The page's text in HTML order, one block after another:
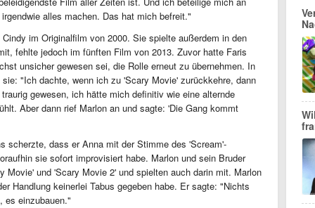
alles machen. Das hat mich befreit."
im Originalfilm von 2000. Sie spielte außerdem in den
fehlte jedoch im fünften Film von 2013. Zuvor hatte Faris
unsicher gewesen sei, die Rolle erneut zu übernehmen. In
"Ich dachte, wenn ich zu 'Scary Movie' zurückkehre, dann
gewesen, ich hätte mich definitiv wie eine alternde
Aber dann rief Marlon an und sagte: 'Die Gang kommt
scherzte, dass er Anna mit der Stimme des 'Scream'-
sie sofort improvisiert habe. Marlon und sein Bruder
Movie' und 'Scary Movie 2' und spielten auch darin mit. Marlon
Handlung keinerlei Tabus gegeben habe. Er sagte: "Nichts
es einzubauen."